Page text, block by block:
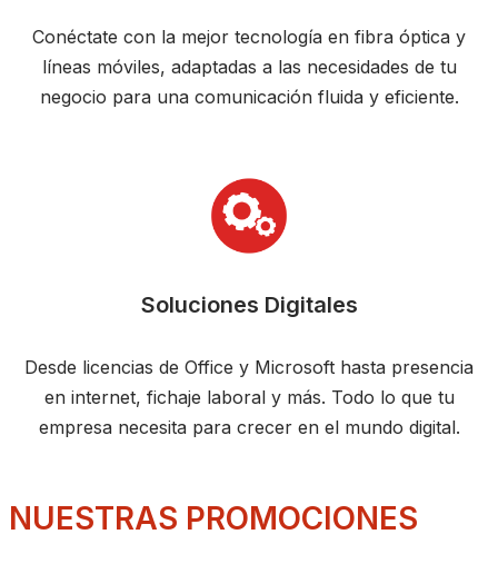
Conéctate con la mejor tecnología en fibra óptica y
líneas móviles, adaptadas a las necesidades de tu
negocio para una comunicación fluida y eficiente.
Soluciones Digitales
Desde licencias de Office y Microsoft hasta presencia
en internet, fichaje laboral y más. Todo lo que tu
empresa necesita para crecer en el mundo digital.
NUESTRAS PROMOCIONES